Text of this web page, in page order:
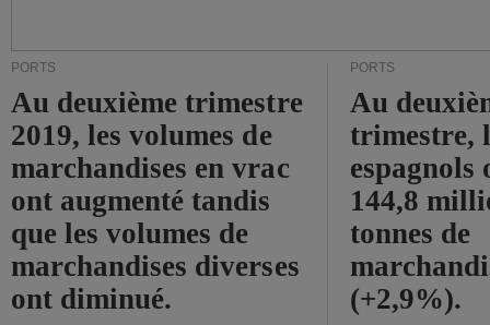
PORTS
Au deuxième trimestre
2019, les volumes de
marchandises en vrac
ont augmenté tandis
que les volumes de
marchandises diverses
ont diminué.
PORTS
Au
trimestre,
144,8
tonnes de
(+2,9%).